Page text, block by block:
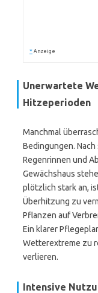
* Anzeige
Unerwartete
Hitzeperioden
Manchmal
Bedingungen.
Regenrinnen und
Gewächshaus
plötzlich stark an,
Überhitzung zu
Pflanzen auf
Ein klarer
Wetterextreme zu
verlieren.
Intensive